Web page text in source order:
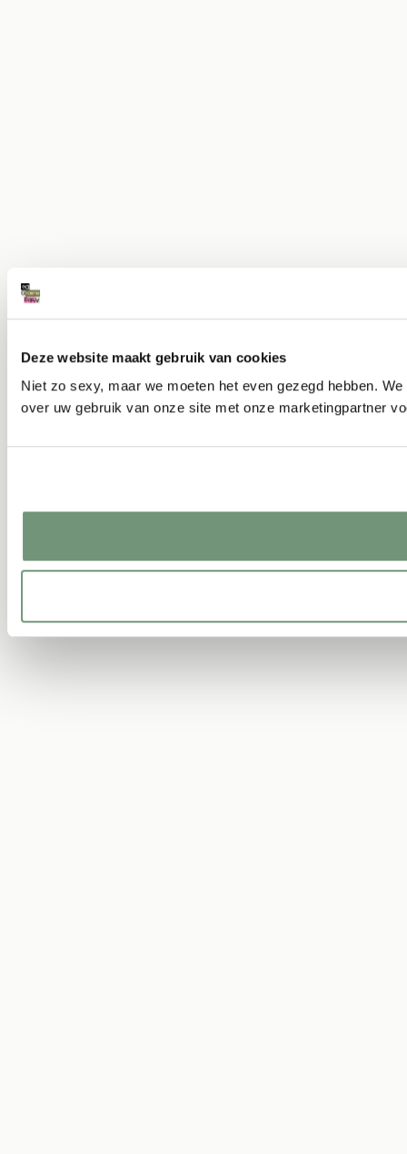
Deze website maakt gebruik van cookies
Niet zo sexy, maar we moeten het even gezegd hebben.
over uw gebruik van onze site met onze marketingpartner